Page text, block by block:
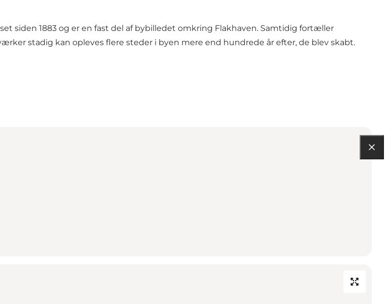
siden 1883 og er en fast del af bybilledet omkring Flakhaven. Samtidig fortæller
stadig kan opleves flere steder i byen mere end hundrede år efter, de blev skabt.